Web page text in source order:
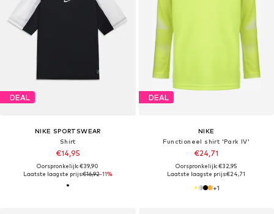
DEAL
NIKE SPORTSWEAR
Shirt
€14,95
Oorspronkelijk: €39,90
Laatste laagste prijs:€16,92-11%
DEAL
NIKE
Functioneel shirt 'Park IV'
€24,71
Oorspronkelijk: €32,95
Laatste laagste prijs:€24,71
+1